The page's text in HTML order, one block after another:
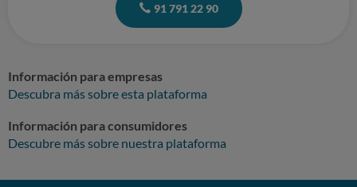
91 791 22 90
Información para empresas
Descubra más sobre esta plataforma
Información para consumidores
Descubre más sobre nuestra plataforma